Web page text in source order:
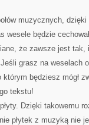
muzycznych,
wesele będzie
że zawsze jest tak,
grasz na weselach
będziesz mógł
tekstu!
Dzięki takowemu
płytek z muzyką nie